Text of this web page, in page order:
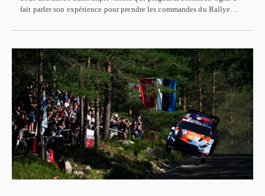
fait parler son expérience pour prendre les commandes du Rallye…